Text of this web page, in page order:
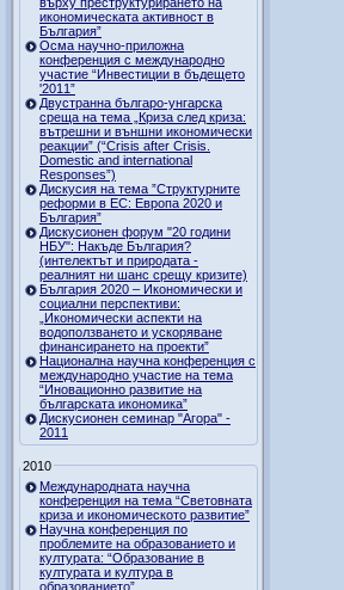
икономическата активност в
България”
Осма научно-приложна
конференция с международно
участие “Инвестиции в бъдещето
'2011”
Двустранна българо-унгарска
среща на тема „Криза след криза:
вътрешни и външни икономически
реакции” (“Crisis after Crisis.
Domestic and international
Responses”)
Дискусия на тема ”Структурните
реформи в ЕС: Европа 2020 и
България”
Дискусионен форум "20 години
НБУ": Накъде България?
(интелектът и природата -
реалният ни шанс срещу кризите)
България 2020 – Икономически и
социални перспективи:
„Икономически аспекти на
водоползването и ускоряване
финансирането на проекти”
Национална научна конференция с
международно участие на тема
“Иновационно развитие на
българската икономика”
Дискусионен семинар "Агора" -
2011
2010
Международната научна
конференция на тема “Световната
криза и икономическото развитие”
Научна конференция по
проблемите на образованието и
културата: “Образование в
културата и култура в
образованието”